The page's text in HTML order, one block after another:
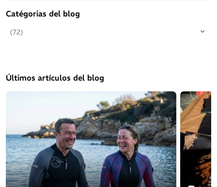
Catégorias del blog
(72)
Últimos artículos del blog